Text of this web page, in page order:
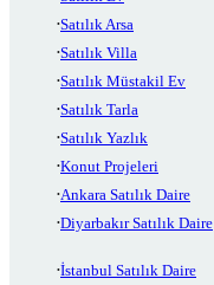
Satılık Arsa
Satılık Villa
Satılık Müstakil Ev
Satılık Tarla
Satılık Yazlık
Konut Projeleri
Ankara Satılık Daire
Diyarbakır Satılık Daire
İstanbul Satılık Daire